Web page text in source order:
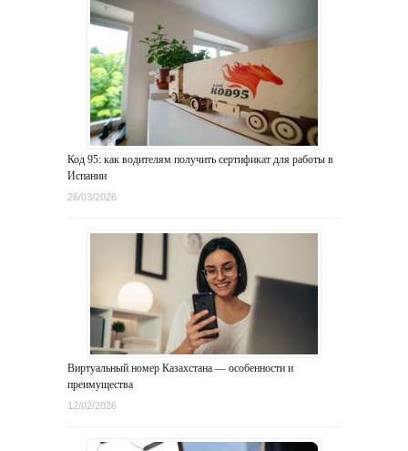
Код 95: как водителям получить сертификат для работы в
Испании
26/03/2026
Виртуальный номер Казахстана — особенности и
преимущества
12/02/2026